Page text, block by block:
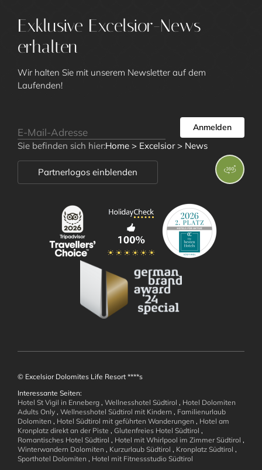
Unsere Gäste
Excelsior Green
Art Gallery
Impressionen
Lage und Anreise
Awards
Zimmer und
Angebote
Wellness und
Wohlbefinden
Exklusive Excelsior-News
erhalten
Wir halten Sie mit unserem Newsletter auf dem
Laufenden!
Anmelden
Sie befinden sich hier:Home > Excelsior> News
Partnerlogos einblenden
© Excelsior Dolomites Life Resort ****s
Interessante Seiten:
Hotel St Vigil in Enneberg , Wellnesshotel Südtirol , Hotel Dolomiten
Adults Only , Wellnesshotel Südtirol mit Kindern , Familienurlaub
Dolomiten , Hotel Südtirol mit geführten Wanderungen , Hotel am
Kronplatz direkt an der Piste , Glutenfreies Hotel Südtirol ,
Romantisches Hotel Südtirol , Hotel mit Whirlpool im Zimmer Südtirol ,
Winterwandern Dolomiten , Kurzurlaub Südtirol , Kronplatz Südtirol ,
Sporthotel Dolomiten , Hotel mit Fitnessstudio Südtirol